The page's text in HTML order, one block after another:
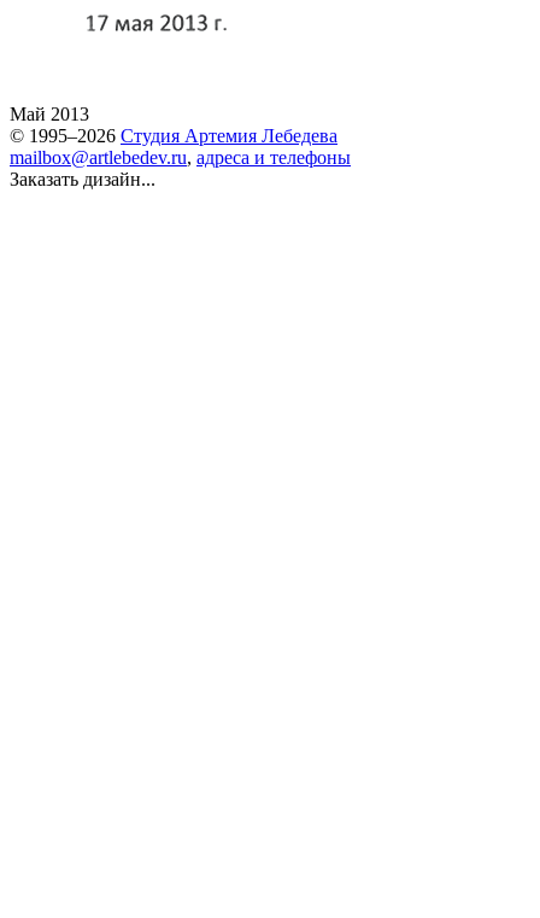
Май 2013
© 1995–2026 Студия Артемия Лебедева
mailbox@artlebedev.ru, адреса и телефоны
Заказать дизайн...